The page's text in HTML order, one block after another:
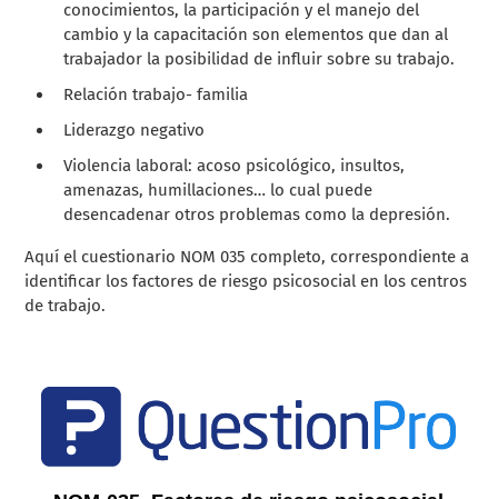
conocimientos, la participación y el manejo del
cambio y la capacitación son elementos que dan al
trabajador la posibilidad de influir sobre su trabajo.
Relación trabajo- familia
Liderazgo negativo
Violencia laboral: acoso psicológico, insultos,
amenazas, humillaciones… lo cual puede
desencadenar otros problemas como la depresión.
Aquí el cuestionario NOM 035 completo, correspondiente a
identificar los factores de riesgo psicosocial en los centros
de trabajo.